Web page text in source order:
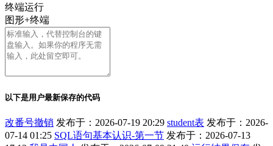
终端运行
图形+终端
以下是用户最新保存的代码
改番号撤销 发布于：2026-07-19 20:29 student表 发布于：2026-
07-14 01:25 SQL语句基本认识-第一节 发布于：2026-07-13